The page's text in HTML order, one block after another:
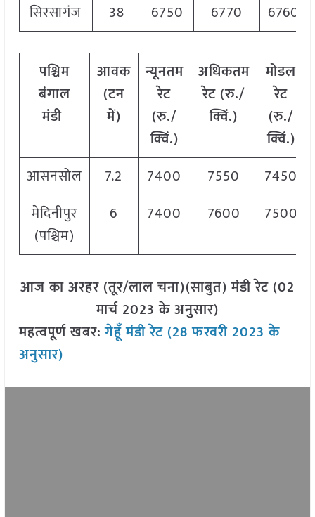
सिरसागंज
38 6750 6770 6760
पश्चिम
बंगाल
मंडी
आवक
(टन
में)
न्यूनतम
रेट
(रु./
क्विं.)
अधिकतम
रेट (रु./
क्विं.)
मोडल
रेट
(रु./
क्विं.)
आसनसोल
7.2 7400 7550
7450
मेदिनीपुर
(पश्चिम)
6 7400 7600 7500
आज का अरहर (तूर/लाल चना)(साबुत) मंडी रेट (02
मार्च 2023 के अनुसार)
महत्वपूर्ण खबर:गेहूँ मंडी रेट (28 फरवरी 2023 के
अनुसार)